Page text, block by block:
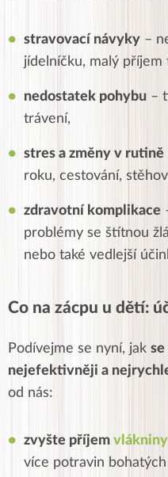
stravovací návyky –
jídelníčku, malý příjem
nedostatek pohybu –
trávení,
stres a změny v rutině
roku, cestování,
zdravotní komplikace
problémy se štítnou
nebo také vedlejší
Co na zácpu u dětí:
Podívejme se nyní, jak se
nejefektivněji a
od nás:
zvyšte příjem vlákniny
více potravin bohatých